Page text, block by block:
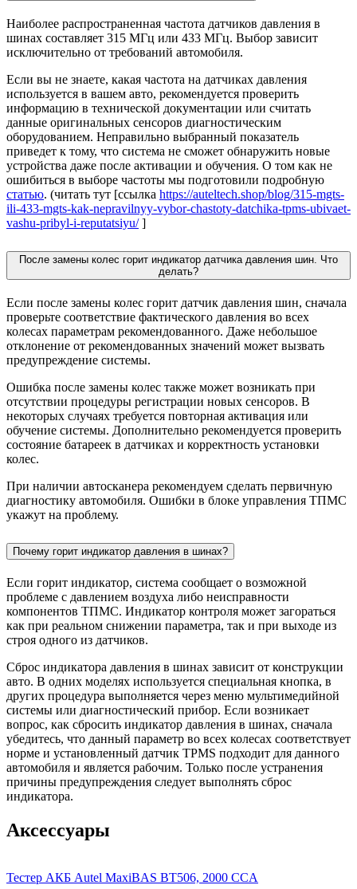
Наиболее распространенная частота датчиков давления в
шинах составляет 315 МГц или 433 МГц. Выбор зависит
исключительно от требований автомобиля.
Если вы не знаете, какая частота на датчиках давления
используется в вашем авто, рекомендуется проверить
информацию в технической документации или считать
данные оригинальных сенсоров диагностическим
оборудованием. Неправильно выбранный показатель
приведет к тому, что система не сможет обнаружить новые
устройства даже после активации и обучения. О том как не
ошибиться в выборе частоты мы подготовили подробную
статью. (читать тут [ссылка https://auteltech.shop/blog/315-mgts-
ili-433-mgts-kak-nepravilnyy-vybor-chastoty-datchika-tpms-ubivaet-
vashu-pribyl-i-reputatsiyu/]
После замены колес горит индикатор датчика давления шин. Что
делать?
Если после замены колес горит датчик давления шин, сначала
проверьте соответствие фактического давления во всех
колесах параметрам рекомендованного. Даже небольшое
отклонение от рекомендованных значений может вызвать
предупреждение системы.
Ошибка после замены колес также может возникать при
отсутствии процедуры регистрации новых сенсоров. В
некоторых случаях требуется повторная активация или
обучение системы. Дополнительно рекомендуется проверить
состояние батареек в датчиках и корректность установки
колес.
При наличии автосканера рекомендуем сделать первичную
диагностику автомобиля. Ошибки в блоке управления ТПМС
укажут на проблему.
Почему горит индикатор давления в шинах?
Если горит индикатор, система сообщает о возможной
проблеме с давлением воздуха либо неисправности
компонентов ТПМС. Индикатор контроля может загораться
как при реальном снижении параметра, так и при выходе из
строя одного из датчиков.
Сброс индикатора давления в шинах зависит от конструкции
авто. В одних моделях используется специальная кнопка, в
других процедура выполняется через меню мультимедийной
системы или диагностический прибор. Если возникает
вопрос, как сбросить индикатор давления в шинах, сначала
убедитесь, что данный параметр во всех колесах соответствует
норме и установленный датчик TPMS подходит для данного
автомобиля и является рабочим. Только после устранения
причины предупреждения следует выполнять сброс
индикатора.
Аксессуары
Тестер АКБ Autel MaxiBAS BT506, 2000 CCA